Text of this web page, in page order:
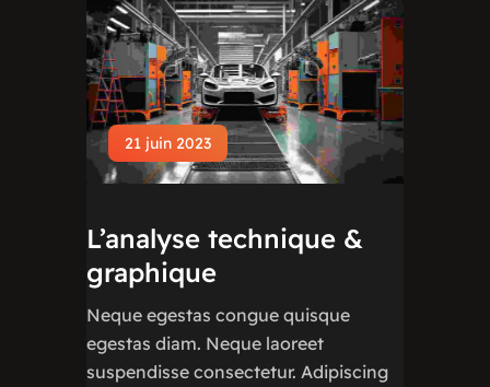
21 juin 2023
L’analyse technique &
graphique
Neque egestas congue quisque
egestas diam. Neque laoreet
suspendisse consectetur. Adipiscing